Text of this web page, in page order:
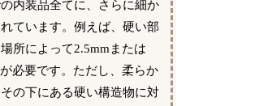
内装品全てに、さらに細か
ています。例えば、硬い部
所によって2.5mmまたは
必要です。ただし、柔らか
の下にある硬い構造物に対